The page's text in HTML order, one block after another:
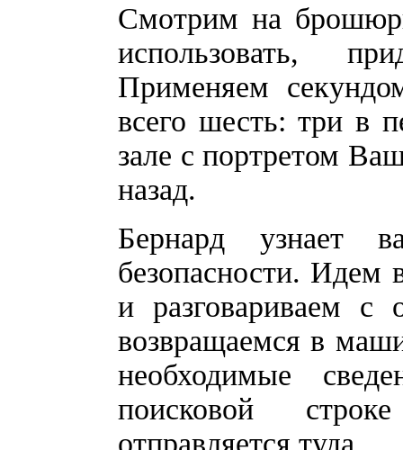
Смотрим на
использовать,
Применяем
всего шесть: три в
зале с портретом
назад.
Бернард узнает
безопасности. Идем
и разговариваем с
возвращаемся в
необходимые
поисковой
отправляется туда.